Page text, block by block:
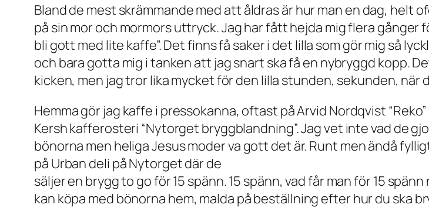
Bland de mest skrämmande med att åldras är hur man en dag, helt
på sin mor och mormors uttryck. Jag har fått hejda mig flera
bli gott med lite kaffe”. Det finns få saker i det lilla som gör mig så
och bara gotta mig i tanken att jag snart ska få en nybryggd kopp.
kicken, men jag tror lika mycket för den lilla stunden, sekunden, när
Hemma gör jag kaffe i pressokanna, oftast på Arvid Nordqvist
Kersh kafferosteri “Nytorget bryggblandning”. Jag vet inte vad de
bönorna men heliga Jesus moder va gott det är. Runt men ändå
på Urban deli på Nytorget där de
säljer en brygg to go för 15 spänn. 15 spänn, vad får man för 15
kan köpa med bönorna hem, malda på beställning efter hur du ska